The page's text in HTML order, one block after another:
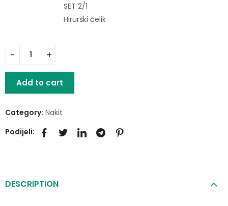
SET 2/1
Hirurški čelik
Add to cart
Category: Nakit
Podijeli:
DESCRIPTION